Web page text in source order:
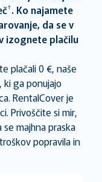
†. Ko najamete
da se v
izognete plačilu
plačali 0 €, naše
ki ga ponujajo
RentalCover je
Privoščite si mir,
majhna praska
popravila in